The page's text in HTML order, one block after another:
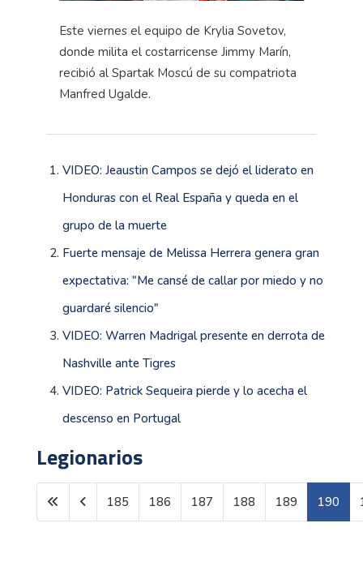
Este viernes el equipo de Krylia Sovetov,
donde milita el costarricense Jimmy Marín,
recibió al Spartak Moscú de su compatriota
Manfred Ugalde.
VIDEO: Jeaustin Campos se dejó el liderato en
Honduras con el Real España y queda en el
grupo de la muerte
Fuerte mensaje de Melissa Herrera genera gran
expectativa: "Me cansé de callar por miedo y no
guardaré silencio"
VIDEO: Warren Madrigal presente en derrota de
Nashville ante Tigres
VIDEO: Patrick Sequeira pierde y lo acecha el
descenso en Portugal
Legionarios
Página 190 de 1602
185 186 187 188 189 190